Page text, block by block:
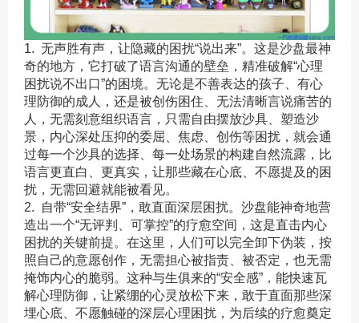
1. 无声胜有声，让隐藏的困扰“说出来”。这是沙盘最神
奇的地方，它打破了语言沟通的壁垒，精准破解“心理
困扰说不出口”的困境。无论是不善表达的孩子、有心
理防御的成人，还是被创伤困住、无法清晰言说痛苦的
人，无需刻意组织语言，只需自由摆放沙具、塑造沙
景，内心深处压抑的委屈、焦虑、创伤等困扰，就会通
过每一个沙具的选择、每一处场景的构建自然流露，比
语言更直白、更真实，让那些藏在心底、不愿提及的困
扰，无需回避就能被看见。
2. 自带“安全结界”，敢直面深层困扰。沙盘能神奇地营
造出一个“无评判、可掌控”的疗愈空间，这是直击内心
困扰的关键前提。在这里，人们可以完全卸下伪装，按
照自己的意愿创作，无需担心被指责、被否定，也无需
掩饰内心的脆弱。这种与生俱来的“安全感”，能快速瓦
解心理防御，让紧绷的心灵放松下来，敢于直面那些深
埋心底、不愿触碰的深层心理困扰，为后续的疗愈奠定